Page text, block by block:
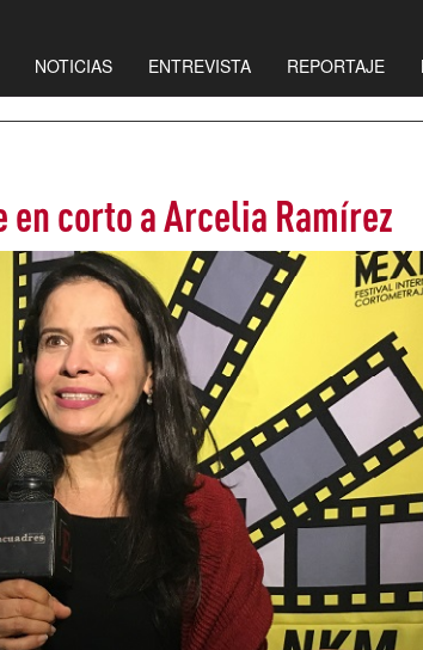
NOTICIAS ENTREVISTA REPORTAJE
en corto a Arcelia Ramírez